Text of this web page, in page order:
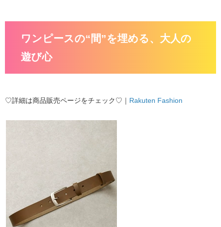
ワンピースの“間”を埋める、大人の
遊び心
♡詳細は商品販売ページをチェック♡｜ Rakuten Fashion